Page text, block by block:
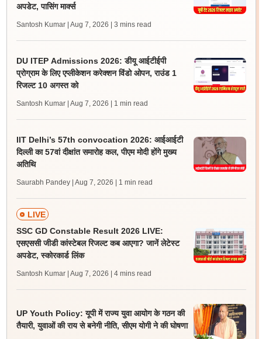
अपडेट, पासिंग मार्क्स
Santosh Kumar | Aug 7, 2026 | 3 mins read
DU ITEP Admissions 2026: डीयू आईटीईपी
प्रोग्राम के लिए एप्लीकेशन करेक्शन विंडो ओपन, राउंड 1
रिजल्ट 10 अगस्त को
Santosh Kumar | Aug 7, 2026 | 1 min read
IIT Delhi’s 57th convocation 2026: आईआईटी
दिल्ली का 57वां दीक्षांत समारोह कल, पीएम मोदी होंगे मुख्य
अतिथि
Saurabh Pandey | Aug 7, 2026 | 1 min read
LIVE
SSC GD Constable Result 2026 LIVE:
एसएससी जीडी कांस्टेबल रिजल्ट कब आएगा? जानें लेटेस्ट
अपडेट, स्कोरकार्ड लिंक
Santosh Kumar | Aug 7, 2026 | 4 mins read
UP Youth Policy: यूपी में राज्य युवा आयोग के गठन की
तैयारी, युवाओं की राय से बनेगी नीति, सीएम योगी ने की घोषणा